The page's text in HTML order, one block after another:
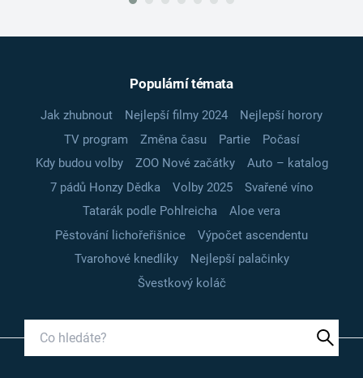
Populární témata
Jak zhubnout Nejlepší filmy 2024
Nejlepší horory
TV program
Změna času Partie
Počasí
Kdy budou volby
ZOO Nové začátky
Auto – katalog
7 pádů Honzy Dědka
Volby 2025
Svařené víno
Tatarák podle Pohlreicha
Aloe vera
Pěstování lichořeřišnice
Výpočet ascendentu
Tvarohové knedlíky
Nejlepší palačinky
Švestkový koláč